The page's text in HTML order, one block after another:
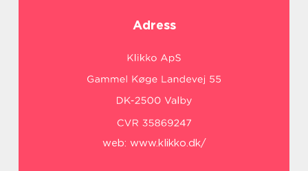
Adress
web: www.klikko.dk/